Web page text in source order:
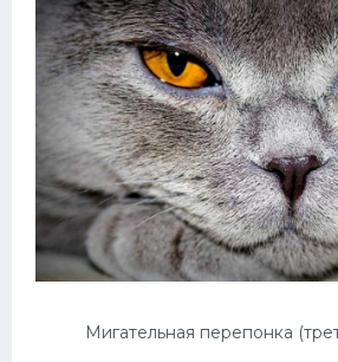
Мигательная перепонка